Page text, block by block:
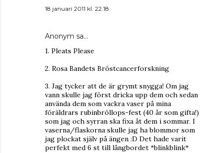
18 januari 2011 kl. 22:18
Anonym sa…
1. Pleats Please
2. Rosa Bandets Bröstcancerforskning
3. Jag tycker att de är grymt snygga! Om jag
vann skulle jag först dricka upp dem och sedan
använda dem som vackra vaser på mina
föräldrars rubinbröllops-fest (40 år som gifta!)
som jag och syrran ska fixa åt dem i sommar. I
vaserna/flaskorna skulle jag ha blommor som
jag plockat själv på ängen :D Det hade varit
perfekt med 6 st till långbordet *blinkblink*